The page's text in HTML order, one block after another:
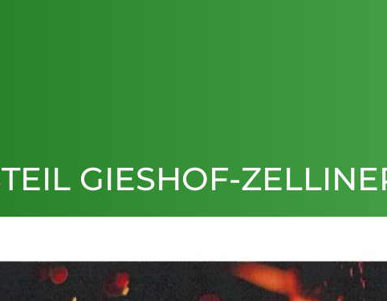
GIESHOF-